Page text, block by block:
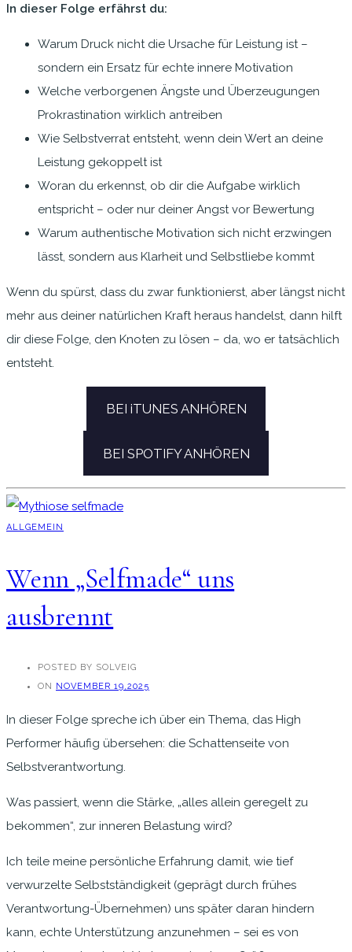
In dieser Folge erfährst du:
Warum Druck nicht die Ursache für Leistung ist –
sondern ein Ersatz für echte innere Motivation
Welche verborgenen Ängste und Überzeugungen
Prokrastination wirklich antreiben
Wie Selbstverrat entsteht, wenn dein Wert an deine
Leistung gekoppelt ist
Woran du erkennst, ob dir die Aufgabe wirklich
entspricht – oder nur deiner Angst vor Bewertung
Warum authentische Motivation sich nicht erzwingen
lässt, sondern aus Klarheit und Selbstliebe kommt
Wenn du spürst, dass du zwar funktionierst, aber längst nicht
mehr aus deiner natürlichen Kraft heraus handelst, dann hilft
dir diese Folge, den Knoten zu lösen – da, wo er tatsächlich
entsteht.
BEI iTUNES ANHÖREN
BEI SPOTIFY ANHÖREN
ALLGEMEIN
Wenn „Selfmade“ uns
ausbrennt
POSTED BY SOLVEIG
ON
NOVEMBER 19,2025
In dieser Folge spreche ich über ein Thema, das High
Performer häufig übersehen: die Schattenseite von
Selbstverantwortung.
Was passiert, wenn die Stärke, „alles allein geregelt zu
bekommen“, zur inneren Belastung wird?
Ich teile meine persönliche Erfahrung damit, wie tief
verwurzelte Selbstständigkeit (geprägt durch frühes
Verantwortung-Übernehmen) uns später daran hindern
kann, echte Unterstützung anzunehmen – sei es von